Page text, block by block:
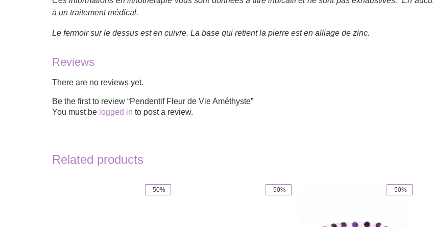
à un traitement médical.
Le fermoir sur le dessus est en cuivre. La base qui retient la pierre est en alliage de zinc.
Reviews
There are no reviews yet.
Be the first to review “Pendentif Fleur de Vie Améthyste”
You must be logged in to post a review.
Related products
-50% -50% -50%